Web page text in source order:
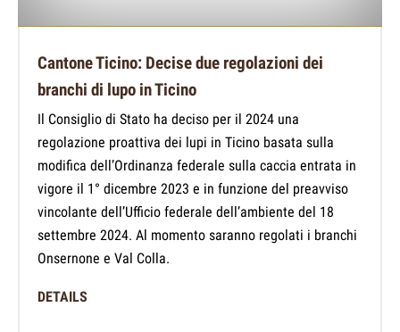
Cantone Ticino: Decise due regolazioni dei
branchi di lupo in Ticino
Il Consiglio di Stato ha deciso per il 2024 una
regolazione proattiva dei lupi in Ticino basata sulla
modifica dell’Ordinanza federale sulla caccia entrata in
vigore il 1° dicembre 2023 e in funzione del preavviso
vincolante dell’Ufficio federale dell’ambiente del 18
settembre 2024. Al momento saranno regolati i branchi
Onsernone e Val Colla.
DETAILS